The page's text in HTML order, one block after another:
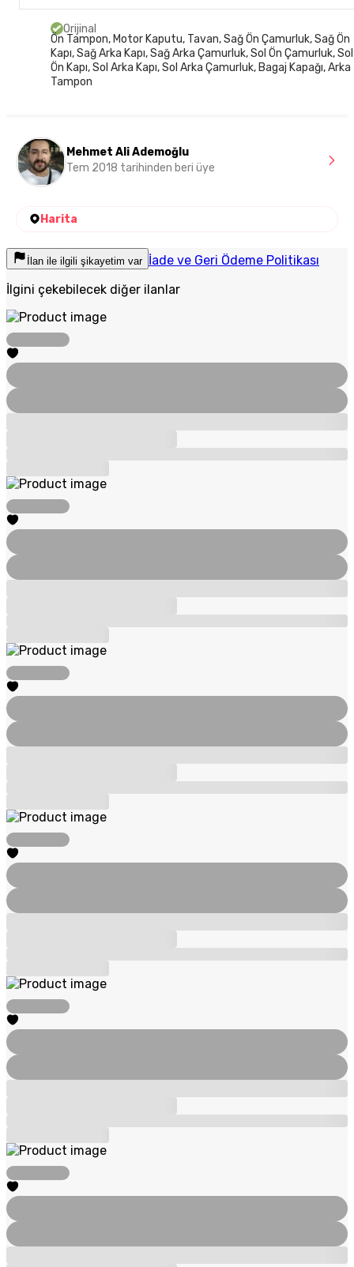
Orijinal
Ön Tampon, Motor Kaputu, Tavan, Sağ Ön Çamurluk, Sağ Ön
Kapı, Sağ Arka Kapı, Sağ Arka Çamurluk, Sol Ön Çamurluk, Sol
Ön Kapı, Sol Arka Kapı, Sol Arka Çamurluk, Bagaj Kapağı, Arka
Tampon
Mehmet Ali Ademoğlu
Tem 2018 tarihinden beri üye
Harita
İlan ile ilgili şikayetim var İade ve Geri Ödeme Politikası
İlgini çekebilecek diğer ilanlar